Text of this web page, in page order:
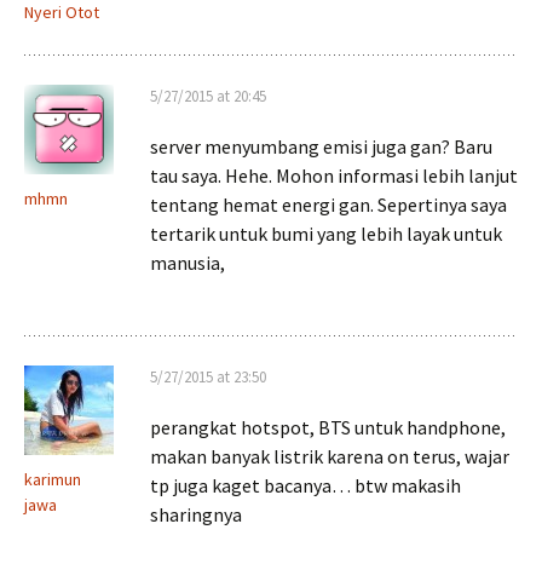
Nyeri Otot
mhmn
5/27/2015 at 20:45
server menyumbang emisi juga gan? Baru
tau saya. Hehe. Mohon informasi lebih lanjut
tentang hemat energi gan. Sepertinya saya
tertarik untuk bumi yang lebih layak untuk
manusia,
karimun
jawa
5/27/2015 at 23:50
perangkat hotspot, BTS untuk handphone,
makan banyak listrik karena on terus, wajar
tp juga kaget bacanya… btw makasih
sharingnya